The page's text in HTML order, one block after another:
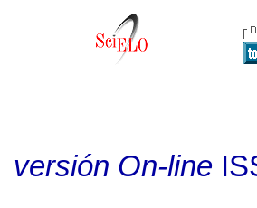
versión On-line